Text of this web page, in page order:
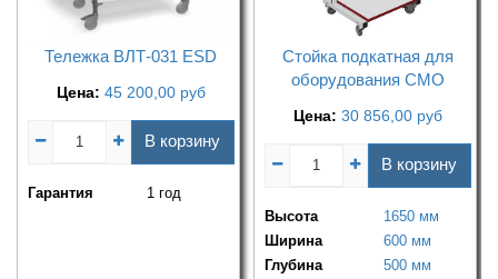
Тележка ВЛТ-031 ESD
Цена: 45 200,00 руб
В корзину
Гарантия 1 год
Стойка подкатная для
оборудования СМО
Цена: 30 856,00 руб
В корзину
Высота
1650 мм
Ширина
600 мм
Глубина
500 мм